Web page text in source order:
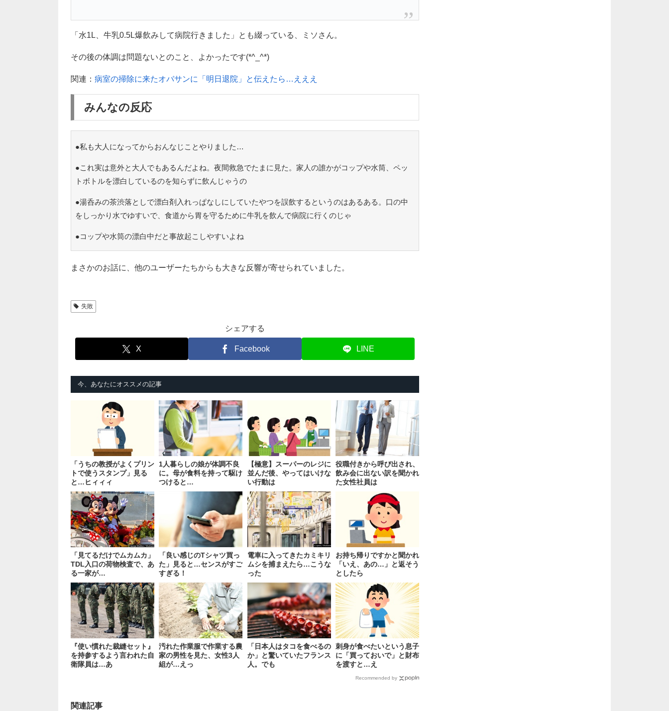
「水1L、牛乳0.5L爆飲みして病院行きました」とも綴っている、ミソさん。
その後の体調は問題ないとのこと、よかったです(*^_^*)
関連： 病室の掃除に来たオバサンに「明日退院」と伝えたら…えええ
みんなの反応
●私も大人になってからおんなじことやりました…
●これ実は意外と大人でもあるんだよね。夜間救急でたまに見た。家人の誰かがコップや水筒、ペッ
トボトルを漂白しているのを知らずに飲んじゃうの
●湯呑みの茶渋落としで漂白剤入れっぱなしにしていたやつを誤飲するというのはあるある。口の中
をしっかり水でゆすいで、食道から胃を守るために牛乳を飲んで病院に行くのじゃ
●コップや水筒の漂白中だと事故起こしやすいよね
まさかのお話に、他のユーザーたちからも大きな反響が寄せられていました。
失敗
シェアする
X Facebook LINE
今、あなたにオススメの記事
「うちの教授がよくプリン
トで使うスタンプ」見る
と…ヒィィィ
1人暮らしの娘が体調不良
に。母が食料を持って駆け
つけると…
【極意】スーパーのレジに
並んだ後、やってはいけな
い行動は
役職付きから呼び出され、
飲み会に出ない訳を聞かれ
た女性社員は
「見てるだけでムカムカ」
TDL入口の荷物検査で、あ
る一家が…
「良い感じのTシャツ買っ
た」見ると…センスがすご
すぎる！
電車に入ってきたカミキリ
ムシを捕まえたら…こうな
った
お持ち帰りですかと聞かれ
「いえ、あの…」と返そう
としたら
『使い慣れた裁縫セット』
を持参するよう言われた自
衛隊員は…あ
汚れた作業服で作業する農
家の男性を見た、女性3人
組が…えっ
「日本人はタコを食べるの
か」と驚いていたフランス
人。でも
刺身が食べたいという息子
に「買っておいで」と財布
を渡すと…え
Recommended by
関連記事